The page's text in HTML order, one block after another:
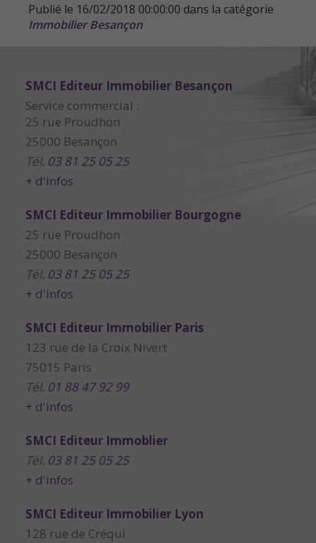
Publié le 16/02/2018 00:00:00 dans la catégorie
Immobilier Besançon
SMCI Editeur Immobilier Besançon
Service commercial :
25 rue Proudhon
25000 Besançon
Tél. 03 81 25 05 25
+ d'infos
SMCI Editeur Immobilier Bourgogne
25 rue Proudhon
25000 Besançon
Tél. 03 81 25 05 25
+ d'infos
SMCI Editeur Immobilier Paris
123 rue de la Croix Nivert
75015 Paris
Tél. 01 88 47 92 99
+ d'infos
SMCI Editeur Immoblier
Tél. 03 81 25 05 25
+ d'infos
SMCI Editeur Immobilier Lyon
128 rue de Créqui